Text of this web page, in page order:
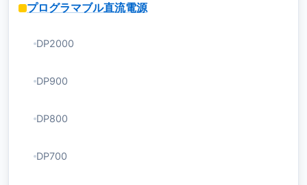
プログラマブル直流電源
DP2000
DP900
DP800
DP700